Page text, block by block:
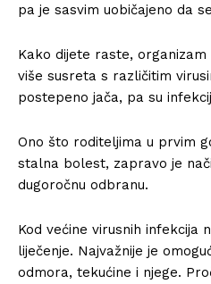
pa je sasvim uobičajeno da
Kako dijete raste,
više susreta s različitim
postepeno jača, pa su
Ono što roditeljima u prvim
stalna bolest, zapravo je
dugoročnu odbranu.
Kod većine virusnih infekcija
liječenje. Najvažnije je
odmora, tekućine i njege.